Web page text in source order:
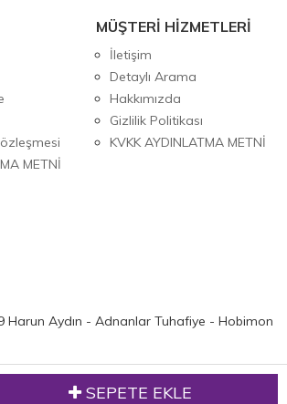
SEPETE EKLE
METNİ
MÜŞTERİ HİZMETLERİ
İletişim
Detaylı Arama
Hakkımızda
Gizlilik Politikası
KVKK AYDINLATMA METNİ
Harun Aydın - Adnanlar Tuhafiye - Hobimon